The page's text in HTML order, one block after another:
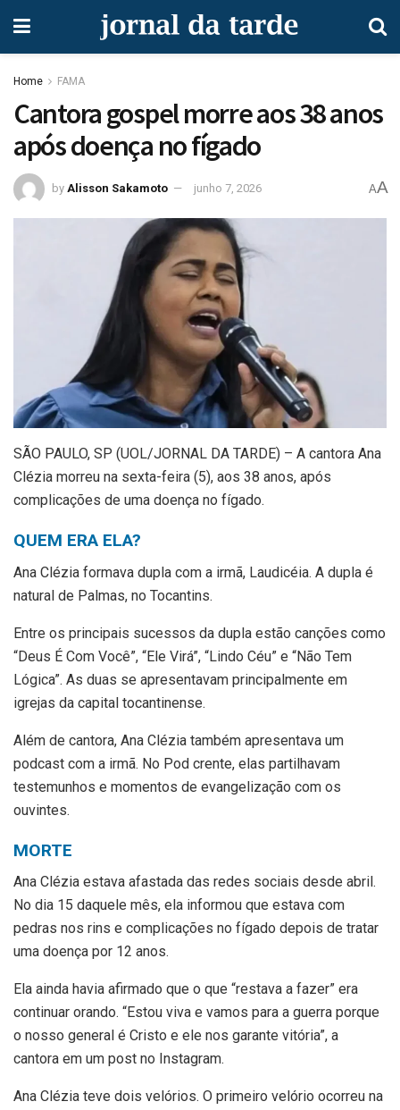
Home FAMA
Cantora gospel morre aos 38 anos
após doença no fígado
by Alisson Sakamoto junho 7, 2026 AA
SÃO PAULO, SP (UOL/JORNAL DA TARDE) – A cantora Ana
Clézia morreu na sexta-feira (5), aos 38 anos, após
complicações de uma doença no fígado.
QUEM ERA ELA?
Ana Clézia formava dupla com a irmã, Laudicéia. A dupla é
natural de Palmas, no Tocantins.
Entre os principais sucessos da dupla estão canções como
“Deus É Com Você”, “Ele Virá”, “Lindo Céu” e “Não Tem
Lógica”. As duas se apresentavam principalmente em
igrejas da capital tocantinense.
Além de cantora, Ana Clézia também apresentava um
podcast com a irmã. No Pod crente, elas partilhavam
testemunhos e momentos de evangelização com os
ouvintes.
MORTE
Ana Clézia estava afastada das redes sociais desde abril.
No dia 15 daquele mês, ela informou que estava com
pedras nos rins e complicações no fígado depois de tratar
uma doença por 12 anos.
Ela ainda havia afirmado que o que “restava a fazer” era
continuar orando. “Estou viva e vamos para a guerra porque
o nosso general é Cristo e ele nos garante vitória”, a
cantora em um post no Instagram.
Ana Clézia teve dois velórios. O primeiro velório ocorreu na